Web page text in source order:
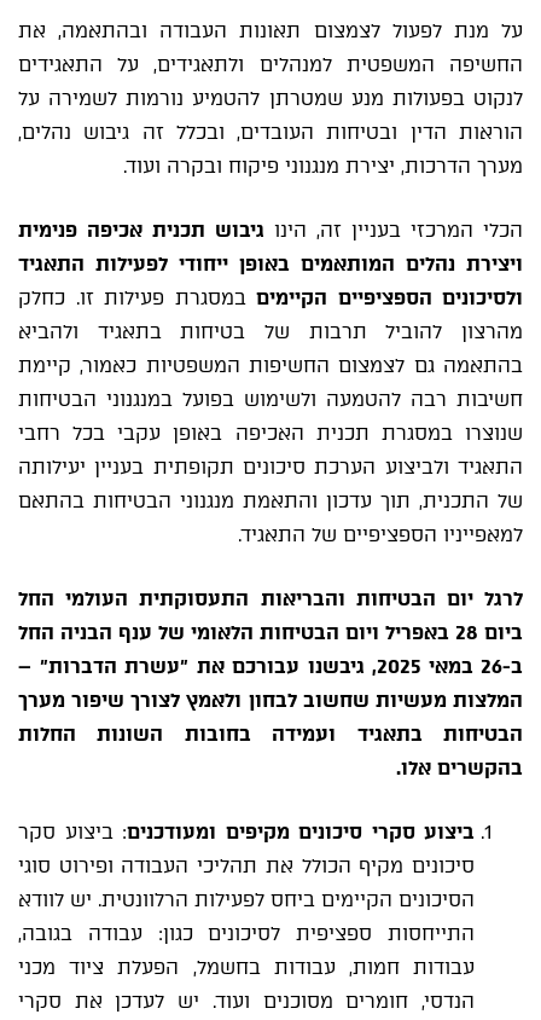
על מנת לפעול לצמצום תאונות העבודה ובהתאמה, את
החשיפה המשפטית למנהלים ולתאגידים, על התאגידים
לנקוט בפעולות מנע שמטרתן להטמיע נורמות לשמירה על
הוראות הדין ובטיחות העובדים, ובכלל זה גיבוש נהלים,
מערך הדרכות, יצירת מנגנוני פיקוח ובקרה ועוד.
הכלי המרכזי בעניין זה, הינו גיבוש תכנית אכיפה פנימית
ויצירת נהלים המותאמים באופן ייחודי לפעילות התאגיד
ולסיכונים הספציפיים הקיימים במסגרת פעילות זו. כחלק
מהרצון להוביל תרבות של בטיחות בתאגיד ולהביא
בהתאמה גם לצמצום החשיפות המשפטיות כאמור, קיימת
חשיבות רבה להטמעה ולשימוש בפועל במנגנוני הבטיחות
שנוצרו במסגרת תכנית האכיפה באופן עקבי בכל רחבי
התאגיד ולביצוע הערכת סיכונים תקופתית בעניין יעילותה
של התכנית, תוך עדכון והתאמת מנגנוני הבטיחות בהתאם
למאפייניו הספציפיים של התאגיד.
לרגל יום הבטיחות והבריאות התעסוקתית העולמי החל
ביום 28 באפריל ויום הבטיחות הלאומי של ענף הבניה החל
ב-26 במאי 2025, גיבשנו עבורכם את "עשרת הדברות" –
המלצות מעשיות שחשוב לבחון ולאמץ לצורך שיפור מערך
הבטיחות בתאגיד ועמידה בחובות השונות החלות
בהקשרים אלו.
ביצוע סקרי סיכונים מקיפים ומעודכנים: ביצוע סקר
סיכונים מקיף הכולל את תהליכי העבודה ופירוט סוגי
הסיכונים הקיימים ביחס לפעילות הרלוונטית. יש לוודא
התייחסות ספציפית לסיכונים כגון: עבודה בגובה,
עבודות חמות, עבודות בחשמל, הפעלת ציוד מכני
הנדסי, חומרים מסוכנים ועוד. יש לעדכן את סקרי